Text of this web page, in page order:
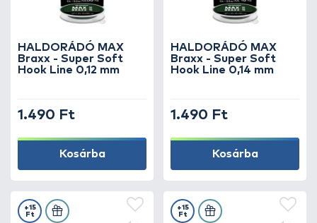
HALDORÁDÓ MAX
Braxx - Super Soft
Hook Line 0,12 mm
1.490 Ft
Kosárba
HALDORÁDÓ MAX
Braxx - Super Soft
Hook Line 0,14 mm
1.490 Ft
Kosárba
+15
Ft
+15
Ft